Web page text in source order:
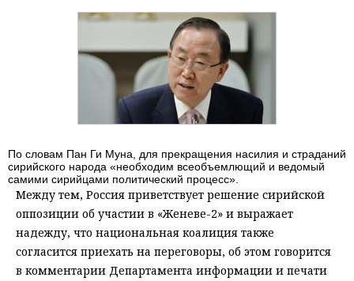
По словам Пан Ги Муна, для прекращения насилия и страданий
сирийского народа «необходим всеобъемлющий и ведомый
самими сирийцами политический процесс».
Между тем, Россия приветствует решение сирийской
оппозиции об участии в «Женеве-2» и выражает
надежду, что национальная коалиция также
согласится приехать на переговоры, об этом говорится
в комментарии Департамента информации и печати